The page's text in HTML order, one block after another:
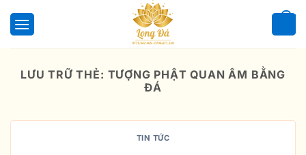
qua
LƯU TRỮ THẺ: TƯỢNG PHẬT QUAN ÂM BẰNG
ĐÁ
TIN TỨC